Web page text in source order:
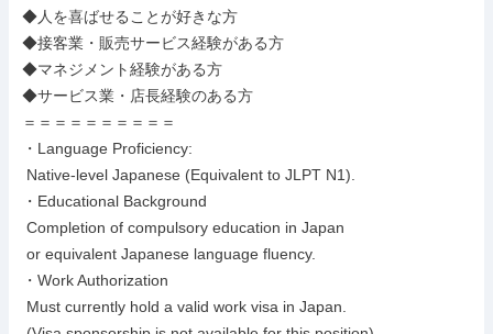
◆人を喜ばせることが好きな方
◆接客業・販売サービス経験がある方
◆マネジメント経験がある方
◆サービス業・店長経験のある方
＝＝＝＝＝＝＝＝＝＝
・Language Proficiency:
・Educational Background
・Work Authorization